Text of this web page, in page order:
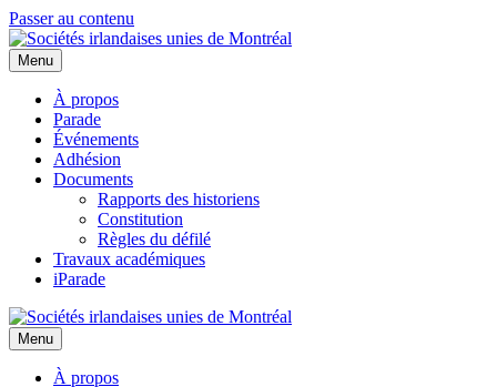
Passer au contenu
Menu
À propos
Parade
Événements
Adhésion
Documents
Rapports des historiens
Constitution
Règles du défilé
Travaux académiques
iParade
Menu
À propos